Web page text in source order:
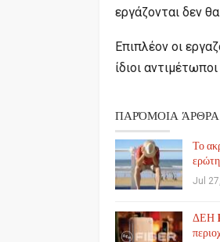
εργάζονται δεν
Επιπλέον οι
ίδιοι
ΠΑΡΌΜΟΙΑ ΆΡΘΡΑ
Το
Jul
ΔΕΗ